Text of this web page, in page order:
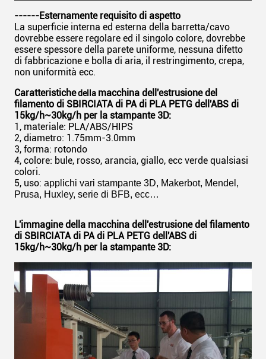
------Esternamente requisito di aspetto
La superficie interna ed esterna della barretta/cavo
dovrebbe essere regolare ed il singolo colore, dovrebbe
essere spessore della parete uniforme, nessuna difetto
di fabbricazione e bolla di aria, il restringimento, crepa,
non uniformità ecc.
Caratteristichedella macchina dell'estrusione del
filamento di SBIRCIATA di PA di PLA PETG dell'ABS di
15kg/h~30kg/h per la stampante 3D:
1, materiale: PLA/ABS/HIPS
2, diametro: 1.75mm-3.0mm
3, forma: rotondo
4, colore: bule, rosso, arancia, giallo, ecc verde qualsiasi
colori.
5, uso: applichi vari stampante 3D, Makerbot, Mendel,
Prusa, Huxley, serie di BFB, ecc…
L'immagine della macchina dell'estrusione del filamento
di SBIRCIATA di PA di PLA PETG dell'ABS di
15kg/h~30kg/h per la stampante 3D: